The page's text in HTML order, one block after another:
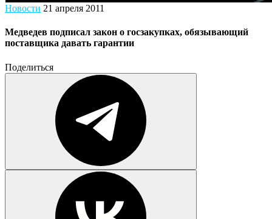
Новости 21 апреля 2011
Медведев подписал закон о госзакупках, обязывающий
поставщика давать гарантии
Поделиться